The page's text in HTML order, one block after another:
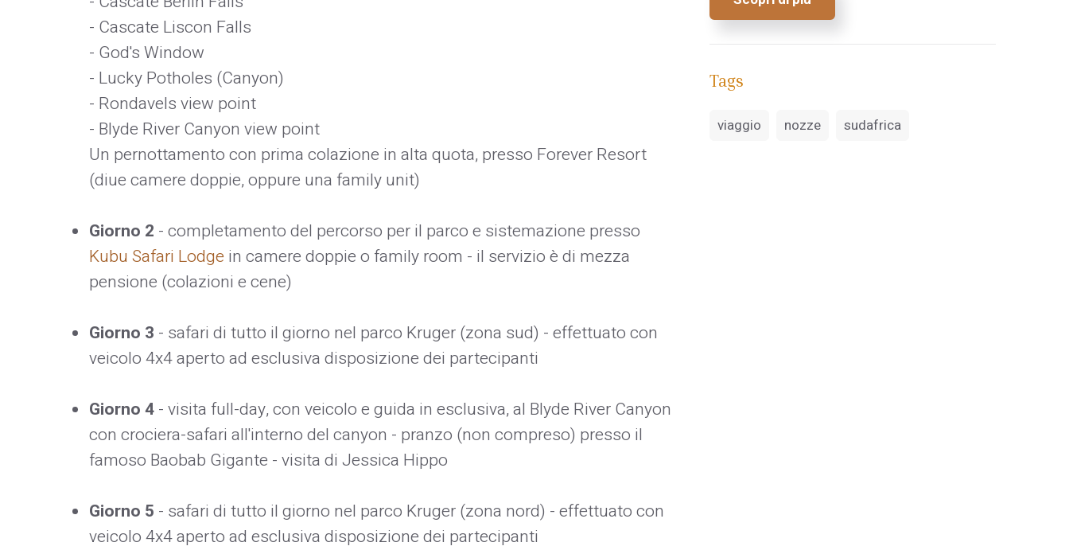
- Cascate Liscon Falls
- God's Window
- Lucky Potholes (Canyon)
- Rondavels view point
- Blyde River Canyon view point
Un pernottamento con prima colazione in alta quota, presso Forever Resort
(diue camere doppie, oppure una family unit)
Giorno 2 - completamento del percorso per il parco e sistemazione presso
Kubu Safari Lodge in camere doppie o family room - il servizio è di mezza
pensione (colazioni e cene)
Giorno 3 - safari di tutto il giorno nel parco Kruger (zona sud) - effettuato con
veicolo 4x4 aperto ad esclusiva disposizione dei partecipanti
Giorno 4- visita full-day, con veicolo e guida in esclusiva, al Blyde River Canyon
con crociera-safari all'interno del canyon - pranzo (non compreso) presso il
famoso Baobab Gigante - visita di Jessica Hippo
Giorno 5 - safari di tutto il giorno nel parco Kruger (zona nord) - effettuato con
veicolo 4x4 aperto ad esclusiva disposizione dei partecipanti
Tags
viaggio nozze sudafrica